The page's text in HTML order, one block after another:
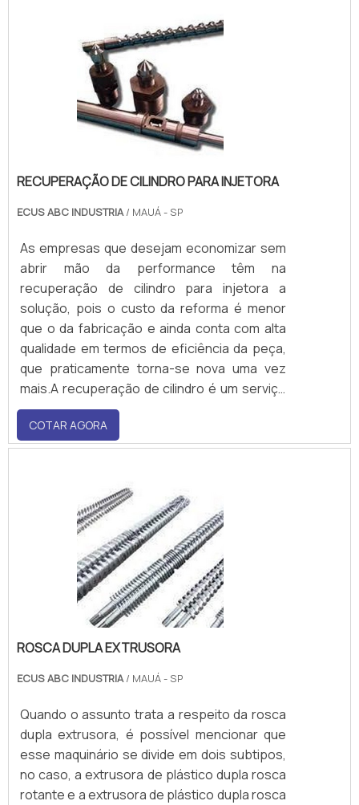
RECUPERAÇÃO DE CILINDRO PARA INJETORA
ECUS ABC INDUSTRIA/ MAUÁ - SP
As empresas que desejam economizar sem
abrir mão da performance têm na
recuperação de cilindro para injetora a
solução, pois o custo da reforma é menor
que o da fabricação e ainda conta com alta
qualidade em termos de eficiência da peça,
que praticamente torna-se nova uma vez
mais.A recuperação de cilindro é um serviço
que envolve equipamentos de tecnologia de
ponta, bem como um exigente padrão
técnico, o que resulta em uma peça
variados modelos de injetora.
COTAR AGORA
ROSCA DUPLA EXTRUSORA
ECUS ABC INDUSTRIA/ MAUÁ - SP
Quando o assunto trata a respeito da rosca
dupla extrusora, é possível mencionar que
esse maquinário se divide em dois subtipos,
no caso, a extrusora de plástico dupla rosca
rotante e a extrusora de plástico dupla rosca